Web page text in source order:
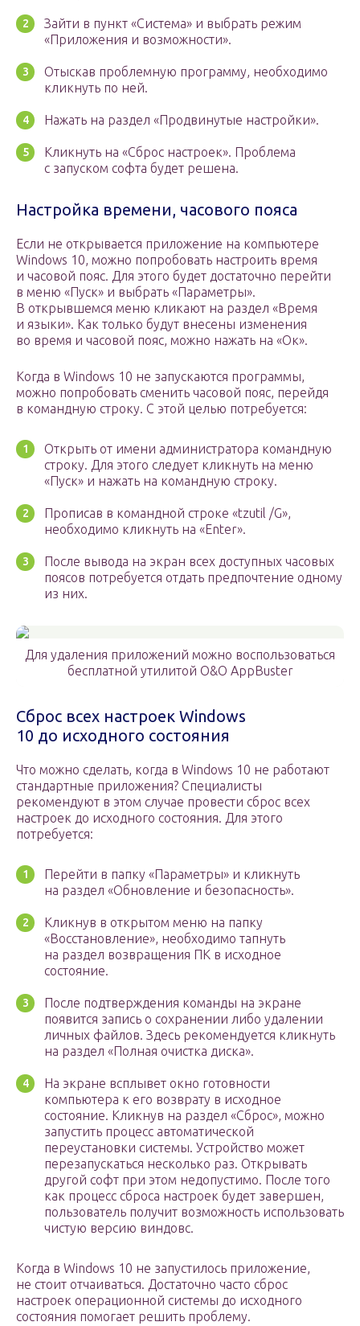
Зайти в пункт «Система» и выбрать режим
«Приложения и возможности».
Отыскав проблемную программу, необходимо
кликнуть по ней.
Нажать на раздел «Продвинутые настройки».
Кликнуть на «Сброс настроек». Проблема
с запуском софта будет решена.
Настройка времени, часового пояса
Если не открывается приложение на компьютере
Windows 10, можно попробовать настроить время
и часовой пояс. Для этого будет достаточно перейти
в меню «Пуск» и выбрать «Параметры».
В открывшемся меню кликают на раздел «Время
и языки». Как только будут внесены изменения
во время и часовой пояс, можно нажать на «Ок».
Когда в Windows 10 не запускаются программы,
можно попробовать сменить часовой пояс, перейдя
в командную строку. С этой целью потребуется:
Открыть от имени администратора командную
строку. Для этого следует кликнуть на меню
«Пуск» и нажать на командную строку.
Прописав в командной строке «tzutil /G»,
необходимо кликнуть на «Enter».
После вывода на экран всех доступных часовых
поясов потребуется отдать предпочтение одному
из них.
Для удаления приложений можно воспользоваться
бесплатной утилитой O&O AppBuster
Сброс всех настроек Windows
10 до исходного состояния
Что можно сделать, когда в Windows 10 не работают
стандартные приложения? Специалисты
рекомендуют в этом случае провести сброс всех
настроек до исходного состояния. Для этого
потребуется:
Перейти в папку «Параметры» и кликнуть
на раздел «Обновление и безопасность».
Кликнув в открытом меню на папку
«Восстановление», необходимо тапнуть
на раздел возвращения ПК в исходное
состояние.
После подтверждения команды на экране
появится запись о сохранении либо удалении
личных файлов. Здесь рекомендуется кликнуть
на раздел «Полная очистка диска».
На экране всплывет окно готовности
компьютера к его возврату в исходное
состояние. Кликнув на раздел «Сброс», можно
запустить процесс автоматической
переустановки системы. Устройство может
перезапускаться несколько раз. Открывать
другой софт при этом недопустимо. После того
как процесс сброса настроек будет завершен,
пользователь получит возможность использовать
чистую версию виндовс.
Когда в Windows 10 не запустилось приложение,
не стоит отчаиваться. Достаточно часто сброс
настроек операционной системы до исходного
состояния помогает решить проблему.